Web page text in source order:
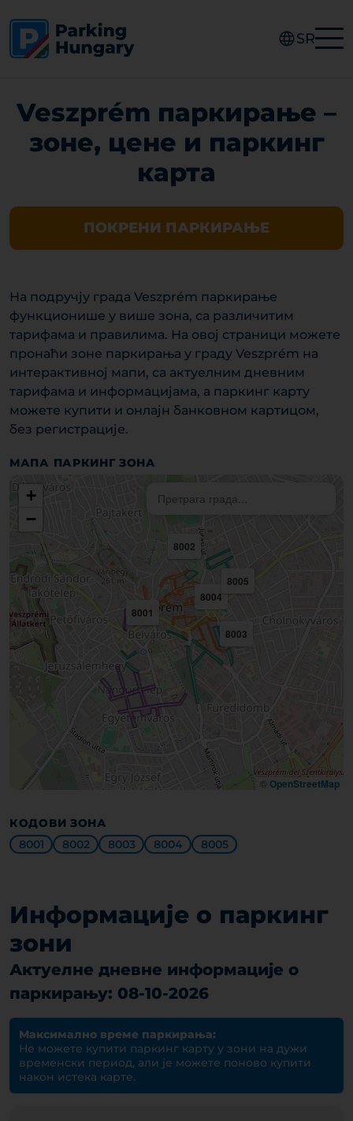
SR
Veszprém паркирање –
зоне, цене и паркинг
карта
ПОКРЕНИ ПАРКИРАЊЕ
На подручју града Veszprém паркирање
функционише у више зона, са различитим
тарифама и правилима. На овој страници можете
пронаћи зоне паркирања у граду Veszprém на
интерактивној мапи, са актуелним дневним
тарифама и информацијама, а паркинг карту
можете купити и онлајн банковном картицом,
без регистрације.
МАПА ПАРКИНГ ЗОНА
8001
8002
8003
8004
8005
+
−
© OpenStreetMap
КОДОВИ ЗОНА
8001
8002 8003 8004 8005
Информације о паркинг
зони
Актуелне дневне информације о
паркирању: 08-10-2026
Максимално време паркирања:
Не можете купити паркинг карту у зони на дужи
временски период, али је можете поново купити
након истека карте.